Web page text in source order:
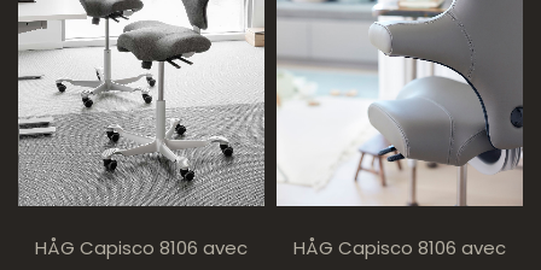
HÅG Capisco 8106 avec
HÅG Capisco 8106 avec